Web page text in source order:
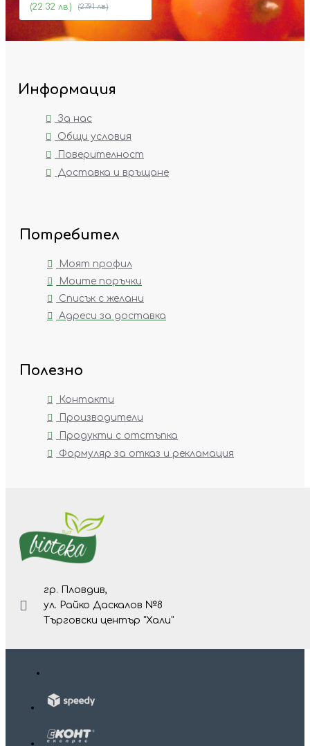
(22.32 лв.)
(27.91 лв.)
Информация
За нас
Общи условия
Поверителност
Доставка и връщане
Потребител
Моят профил
Моите поръчки
Списък с желани
Адреси за доставка
Полезно
Контакти
Производители
Продукти с отстъпка
Формуляр за отказ и рекламация
гр. Пловдив,
ул. Райко Даскалов №8
Търговски център "Хали"